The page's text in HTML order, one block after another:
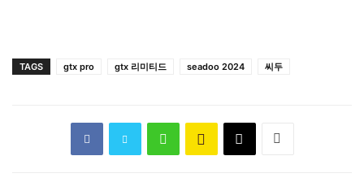
TAGS gtx pro gtx 리미티드 seadoo 2024 씨두